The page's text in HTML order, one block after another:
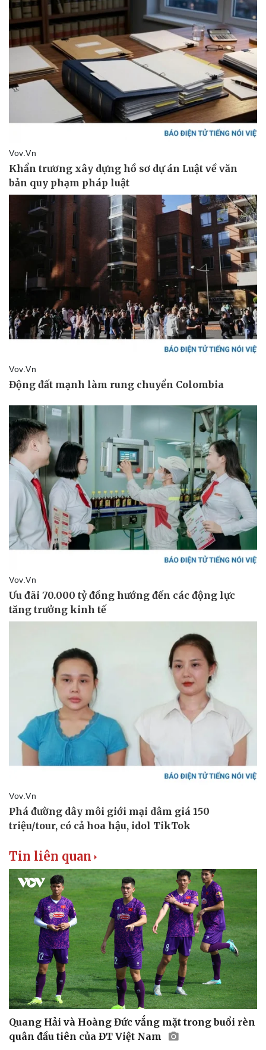
Pháp luật
Vụ án
Tin nóng
Tư vấn luật
Quân sự - Quốc phòng
Vũ khí
Việt Nam
Phân tích
Tin liên quan
Quang Hải và Hoàng Đức vắng mặt trong buổi rèn
quân đầu tiên của ĐT Việt Nam